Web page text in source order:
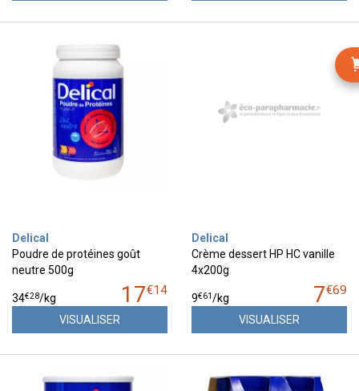
Delical
Poudre de protéines goût
neutre 500g
17€14
34€28/kg
VISUALISER
Delical
Crème dessert HP HC vanille
4x200g
7€69
9€61/kg
VISUALISER